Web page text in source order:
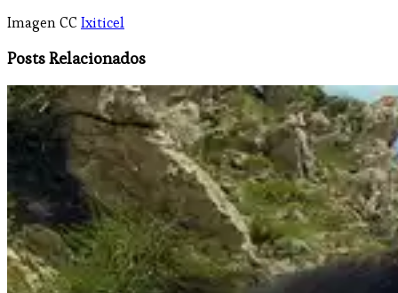
Imagen CC Ixiticel
Posts Relacionados